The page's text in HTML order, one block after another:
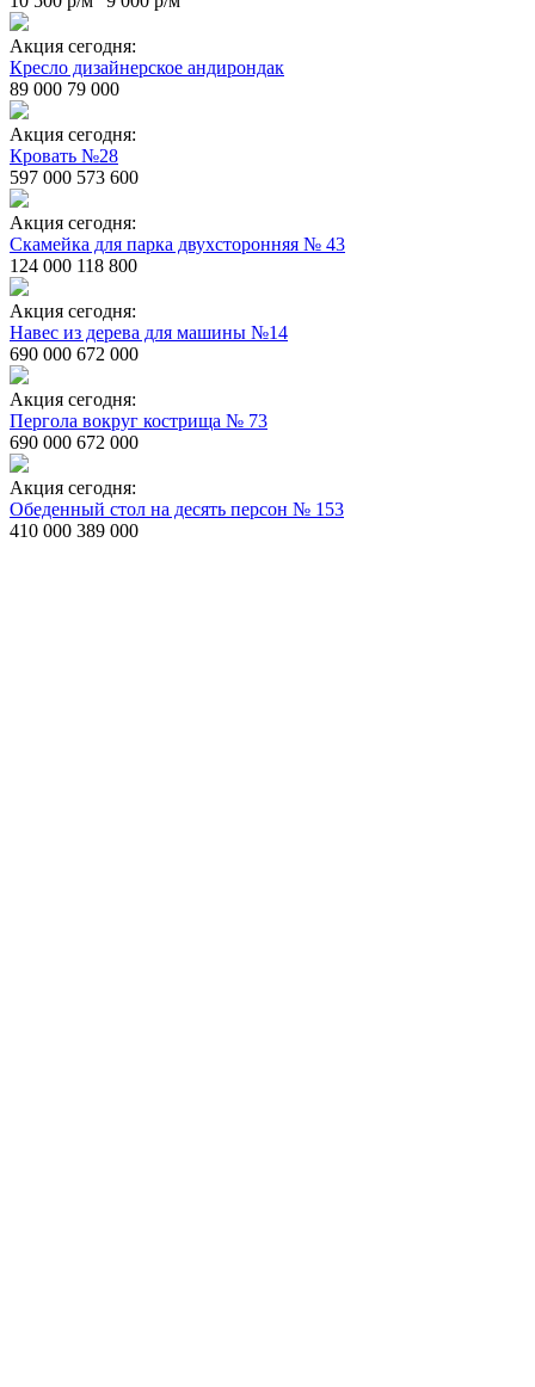
Акция сегодня:
Кресло дизайнерское андирондак
89 000 79 000
Акция сегодня:
Кровать №28
597 000 573 600
Акция сегодня:
Скамейка для парка двухсторонняя № 43
124 000 118 800
Акция сегодня:
Навес из дерева для машины №14
690 000 672 000
Акция сегодня:
Пергола вокруг кострища № 73
690 000 672 000
Акция сегодня:
Обеденный стол на десять персон № 153
410 000 389 000